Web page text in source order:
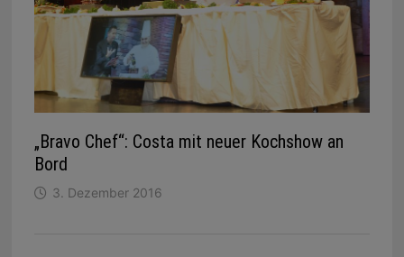
„Bravo Chef“: Costa mit neuer Kochshow an
Bord
3. Dezember 2016